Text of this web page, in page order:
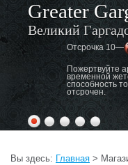
Greater
Великий
Отсрочка 10—
Пожертвуйте
временной
способность
отсрочен.
Вы здесь: Главная >